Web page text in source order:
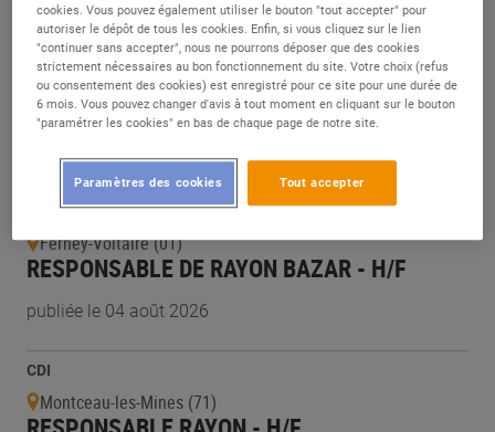
CDI
Meaux (77)
MANAGER DE RAYON CHARCUTERIE -
TRAITEUR - H/F
Ferney-Voltaire (01)
RESPONSABLE DE RAYON BAZAR - H/F
publiée le 04 août 2026
CDI
Montceau-les-Mines (71)
cookies. Vous pouvez également utiliser le bouton "tout accepter" pour
autoriser le dépôt de tous les cookies. Enfin, si vous cliquez sur le lien
"continuer sans accepter", nous ne pourrons déposer que des cookies
strictement nécessaires au bon fonctionnement du site. Votre choix (refus
ou consentement des cookies) est enregistré pour ce site pour une durée de
6 mois. Vous pouvez changer d'avis à tout moment en cliquant sur le bouton
"paramétrer les cookies" en bas de chaque page de notre site.
Tout accepter
Paramètres des cookies